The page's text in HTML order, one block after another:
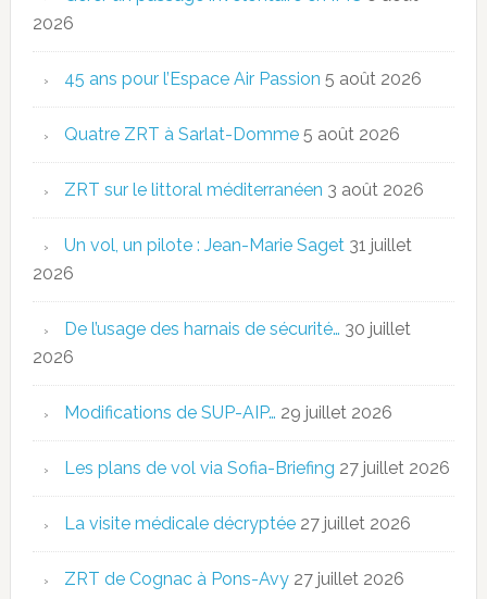
2026
45 ans pour l’Espace Air Passion 5 août 2026
Quatre ZRT à Sarlat-Domme 5 août 2026
ZRT sur le littoral méditerranéen 3 août 2026
Un vol, un pilote : Jean-Marie Saget 31 juillet
2026
De l’usage des harnais de sécurité… 30 juillet
2026
Modifications de SUP-AIP… 29 juillet 2026
Les plans de vol via Sofia-Briefing 27 juillet 2026
La visite médicale décryptée 27 juillet 2026
ZRT de Cognac à Pons-Avy 27 juillet 2026